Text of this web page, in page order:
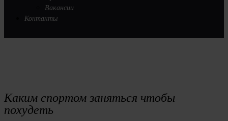
Вакансии
Контакты
Каким спортом заняться чтобы
похудеть